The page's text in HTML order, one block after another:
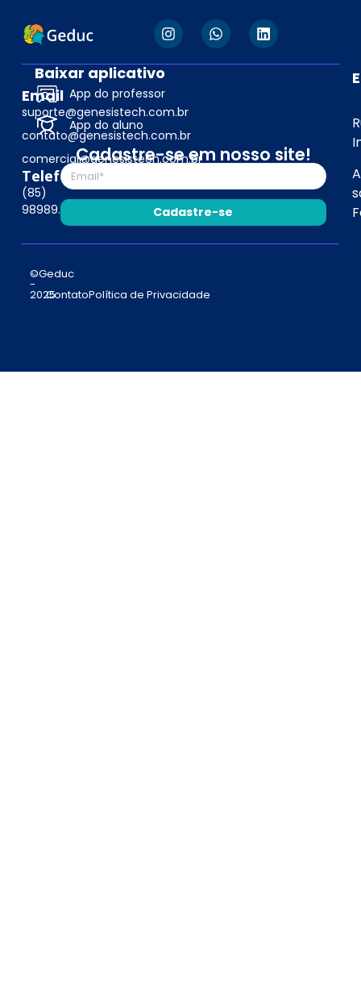
Email
suporte@genesistech.com.br
contato@genesistech.com.br
comercial@genesistech.com.br
Telefone
(85)
98989.4019
Baixar aplicativo
App do professor
App do aluno
Cadastre-se em nosso site!
Cadastre-se
©Geduc
-
2025ContatoPolítica de Privacidade